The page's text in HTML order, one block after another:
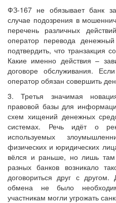
ФЗ-167 не обязывает банк
случае подозрения в
перечень различных
оператор перевода
подтвердить, что транзакция
Какие именно действия –
договоре обслуживания.
оператор обязан совершить
3. Третья значимая
правовой базы для
схем хищений денежных
системах. Речь идёт о
используемых
физических и юридических
вёлся и раньше, но лишь там
разных банков возникало
договориться друг с
обмена не было
участникам могли угрожать